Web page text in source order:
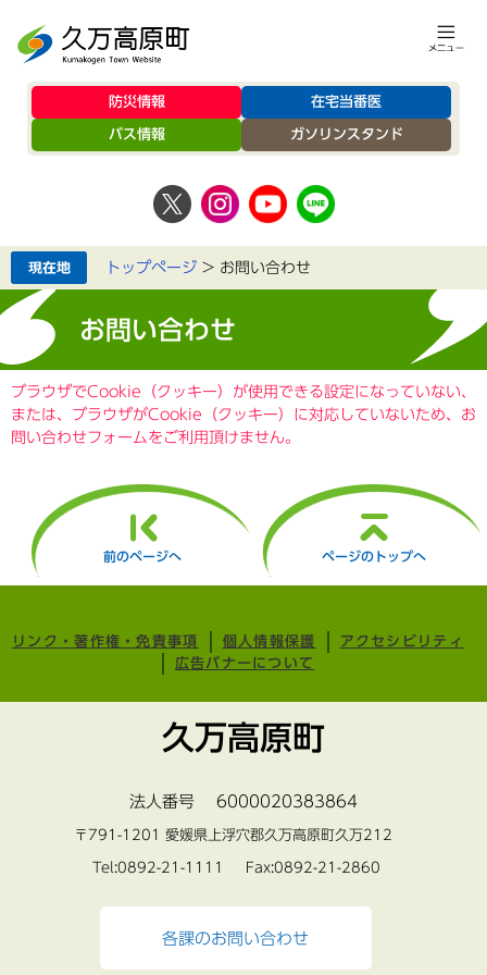
防災情報 在宅当番医
バス情報 ガソリンスタンド
トップページ > お問い合わせ
お問い合わせ
ブラウザでCookie（クッキー）が使用できる設定になっていない、
または、ブラウザがCookie（クッキー）に対応していないため、お
問い合わせフォームをご利用頂けません。
前のページへ ページのトップへ
リンク・著作権・免責事項 個人情報保護
アクセシビリティ
広告バナーについて
久万高原町
法人番号 6000020383864
〒791-1201 愛媛県上浮穴郡久万高原町久万212
Tel:0892-21-1111 Fax:0892-21-2860
各課のお問い合わせ